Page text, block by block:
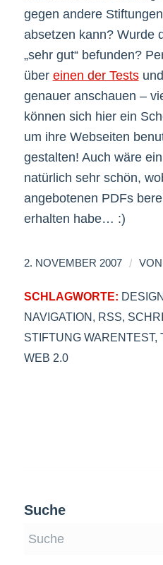
gegen andere
absetzen kann? Wurde
„sehr gut“ befunden?
über einen der Tests
genauer anschauen –
können sich hier ein
um ihre Webseiten
gestalten! Auch wäre
natürlich sehr schön,
angebotenen PDFs
erhalten habe… :)
2. NOVEMBER 2007 / VON
SCHLAGWORTE:
NAVIGATION, RSS,
STIFTUNG WARENTEST,
WEB 2.0
Suche